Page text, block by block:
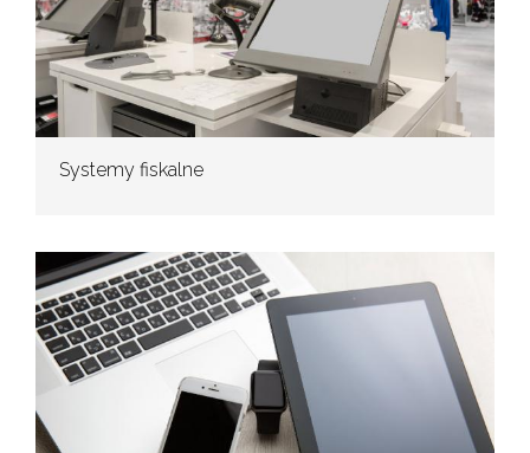
Systemy fiskalne